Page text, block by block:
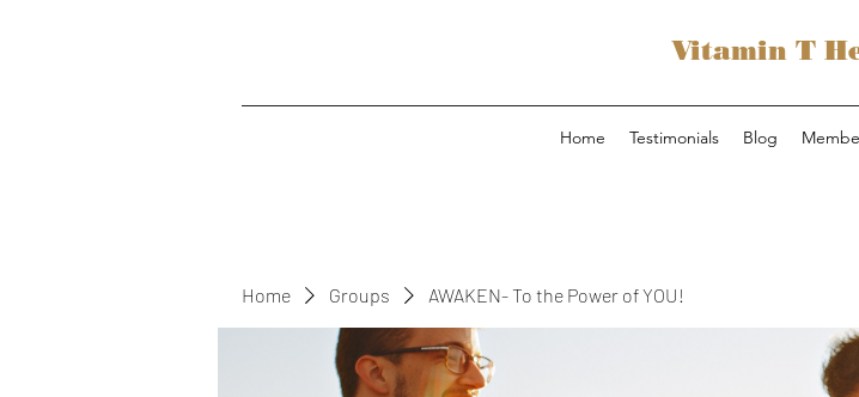
Vitamin T
Home Testimonials Blog
Home Groups AWAKEN- To the Power of YOU!